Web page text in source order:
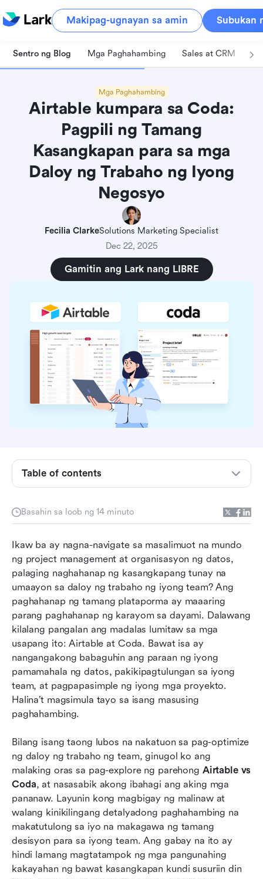
Makipag-ugnayan sa amin Subukan
Sentro ng Blog Mga Paghahambing Sales at CRM
Mga Paghahambing
Airtable kumpara sa Coda:
Pagpili ng Tamang
Kasangkapan para sa mga
Daloy ng Trabaho ng Iyong
Negosyo
Fecilia ClarkeSolutions Marketing Specialist
Dec 22, 2025
Gamitin ang Lark nang LIBRE
Basahin sa loob ng 14 minuto
Ikaw ba ay nagna-navigate sa masalimuot na mundo
ng project management at organisasyon ng datos,
palaging naghahanap ng kasangkapang tunay na
umaayon sa daloy ng trabaho ng iyong team? Ang
paghahanap ng tamang plataporma ay maaaring
parang paghahanap ng karayom sa dayami. Dalawang
kilalang pangalan ang madalas lumitaw sa mga
usapang ito: Airtable at Coda. Bawat isa ay
nangangakong babaguhin ang paraan ng iyong
pamamahala ng datos, pakikipagtulungan sa iyong
team, at pagpapasimple ng iyong mga proyekto.
Halina’t magsimula tayo sa isang masusing
paghahambing.
Bilang isang taong lubos na nakatuon sa pag-optimize
ng daloy ng trabaho ng team, ginugol ko ang
malaking oras sa pag-explore ng parehong Airtable vs
Coda, at nasasabik akong ibahagi ang aking mga
pananaw. Layunin kong magbigay ng malinaw at
walang kinikilingang detalyadong paghahambing na
makatutulong sa iyo na makagawa ng tamang
desisyon para sa iyong team. Ang gabay na ito ay
hindi lamang magtatampok ng mga pangunahing
kakayahan ng bawat kasangkapan kundi susuriin din
Table of contents
Pag-unawa sa Airtable: Isang madaling gamitin
Paggalugad sa Coda: Ang all-in-one na
Airtable kumpara sa Coda: Isang detalyadong
paghahambing para sa may kaalamang
pagpapasya
Pagpili sa Coda kumpara sa Airtable: Paggawa
ng desisyon na naaayon sa iyong mga
pangangailangan
Karaniwang mga kahinaan ng Coda at Airtable
Bawasan ang mga integration: Maghanap ng all-
in-one na workspace at pataasin ang
produktibidad
Konklusyon
Mga Madalas Itanong
Kaugnay na pagbabasa